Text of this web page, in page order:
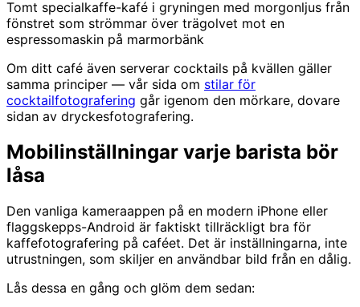
Tomt specialkaffe-kafé i gryningen med morgonljus från
fönstret som strömmar över trägolvet mot en
espressomaskin på marmorbänk
Om ditt café även serverar cocktails på kvällen gäller
samma principer — vår sida om stilar för
cocktailfotografering går igenom den mörkare, dovare
sidan av dryckesfotografering.
Mobilinställningar varje barista bör
låsa
Den vanliga kameraappen på en modern iPhone eller
flaggskepps-Android är faktiskt tillräckligt bra för
kaffefotografering på caféet. Det är inställningarna, inte
utrustningen, som skiljer en användbar bild från en dålig.
Lås dessa en gång och glöm dem sedan: